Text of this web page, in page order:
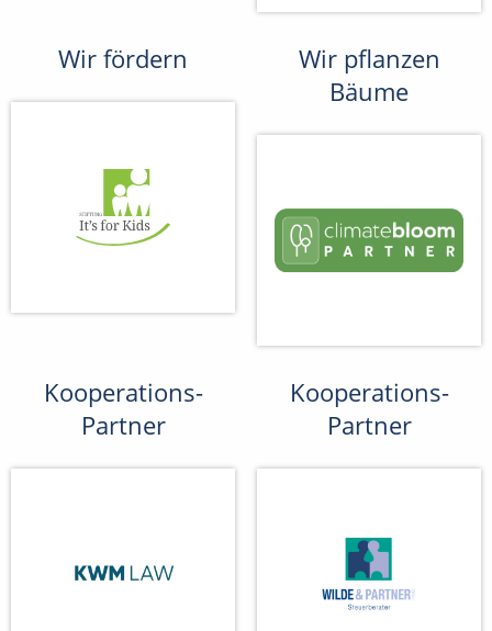
Wir fördern
Wir pflanzen
Bäume
Kooperations-
Partner
Kooperations-
Partner